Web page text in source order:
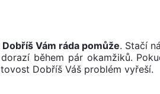
Vám ráda pomůže. Stačí
během pár okamžiků.
Dobříš Váš problém vyřeší.